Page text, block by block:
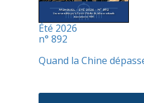
Été 2026
n° 892
Quand la Chine